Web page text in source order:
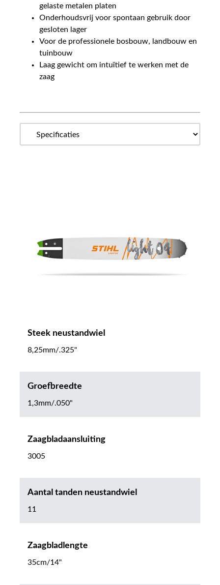
gelaste metalen platen
Onderhoudsvrij voor spontaan gebruik door
gesloten lager
Voor de professionele bosbouw, landbouw en
tuinbouw
Laag gewicht om intuïtief te werken met de
zaag
Steek neustandwiel
8,25mm/.325"
Groefbreedte
1,3mm/.050"
Zaagbladaansluiting
3005
Aantal tanden neustandwiel
11
Zaagbladlengte
35cm/14"